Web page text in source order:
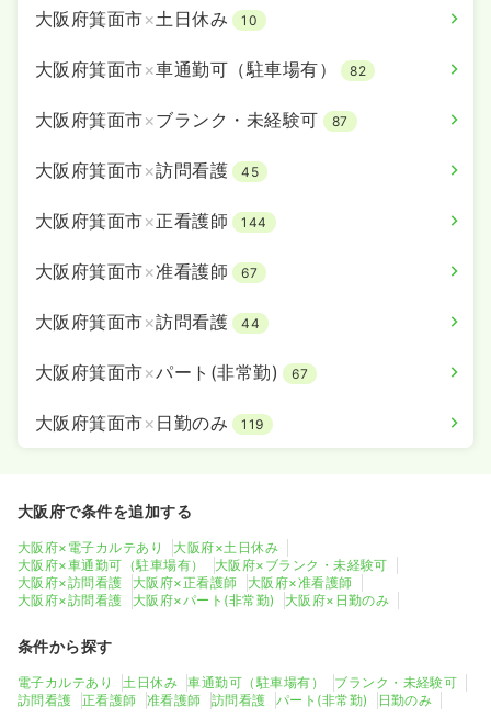
大阪府箕面市×土日休み 10
大阪府箕面市×車通勤可（駐車場有） 82
大阪府箕面市×ブランク・未経験可 87
大阪府箕面市×訪問看護 45
大阪府箕面市×正看護師 144
大阪府箕面市×准看護師 67
大阪府箕面市×訪問看護 44
大阪府箕面市×パート(非常勤) 67
大阪府箕面市× 日勤のみ 119
大阪府で条件を追加する
大阪府×電子カルテあり
大阪府×土日休み
大阪府×車通勤可（駐車場有）
大阪府×ブランク・未経験可
大阪府×訪問看護
大阪府×正看護師
大阪府×准看護師
大阪府×訪問看護
大阪府×パート(非常勤) 大阪府×日勤のみ
条件から探す
電子カルテあり 土日休み 車通勤可（駐車場有）
ブランク・未経験可
訪問看護
正看護師 准看護師 訪問看護 パート(非常勤) 日勤のみ